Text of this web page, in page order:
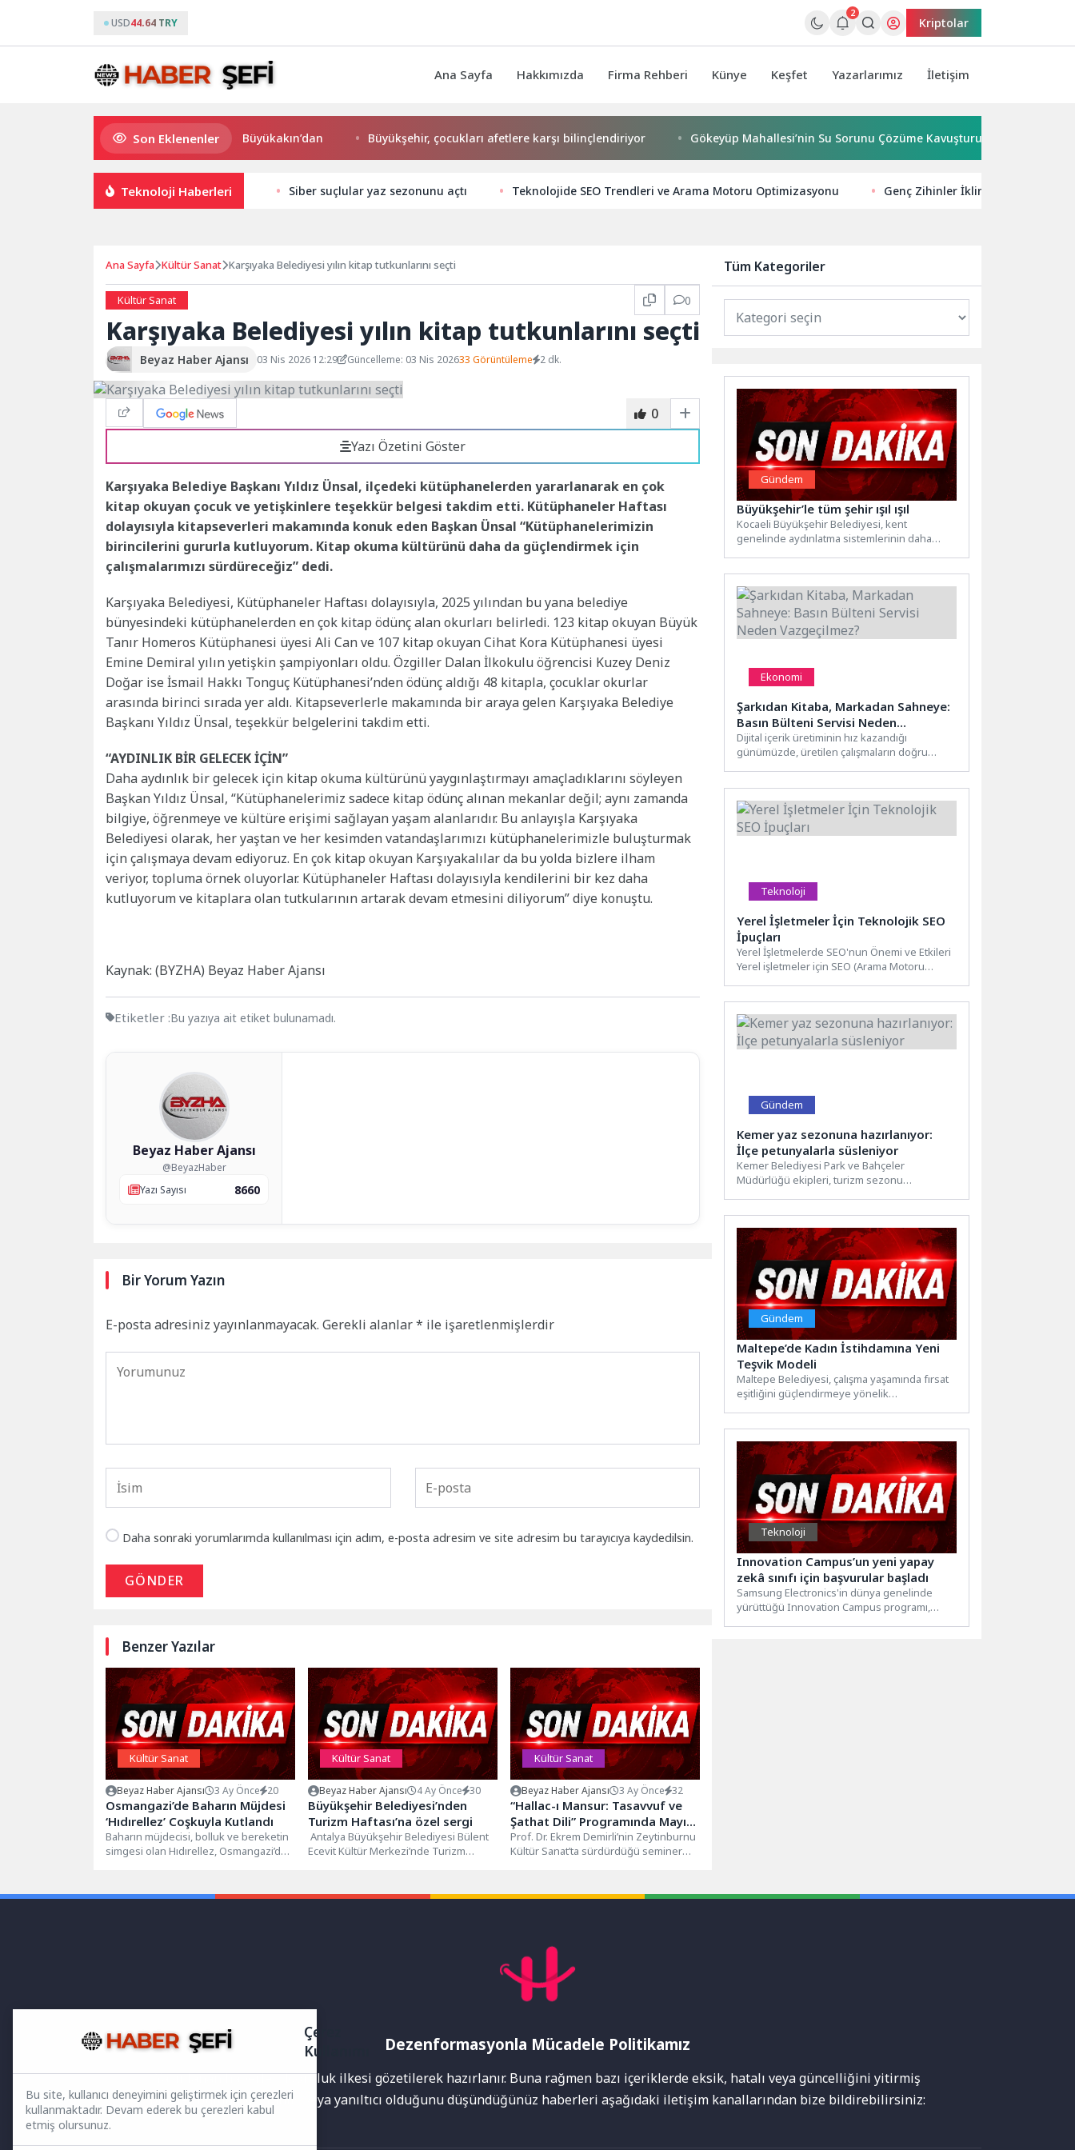
USD44.64 TRY
2
Kriptolar
Ana Sayfa Hakkımızda Firma Rehberi Künye Keşfet Yazarlarımız İletişim
Son Eklenenler
Süper Enduro’da start Başkan Büyükakın’dan Büyükşehir, çocukları afetlere karşı bilinçlendiriyor Gökeyüp Mahallesi’nin Su Sorunu Çözüme Kavuşturuldu
Teknoloji Haberleri Siber suçlular yaz sezonunu açtı Teknolojide SEO Trendleri ve Arama Motoru Optimizasyonu Genç Zihinler İklim Değişikliği ve
Ana Sayfa Kültür Sanat Karşıyaka Belediyesi yılın kitap tutkunlarını seçti
Kültür Sanat 0
Karşıyaka Belediyesi yılın kitap tutkunlarını seçti
Beyaz Haber Ajansı 03 Nis 2026 12:29 Güncelleme: 03 Nis 202633 Görüntüleme 2 dk.
0
Yazı Özetini Göster
Karşıyaka Belediye Başkanı Yıldız Ünsal, ilçedeki kütüphanelerden yararlanarak en çok
kitap okuyan çocuk ve yetişkinlere teşekkür belgesi takdim etti. Kütüphaneler Haftası
dolayısıyla kitapseverleri makamında konuk eden Başkan Ünsal “Kütüphanelerimizin
birincilerini gururla kutluyorum. Kitap okuma kültürünü daha da güçlendirmek için
çalışmalarımızı sürdüreceğiz” dedi.
Karşıyaka Belediyesi, Kütüphaneler Haftası dolayısıyla, 2025 yılından bu yana belediye
bünyesindeki kütüphanelerden en çok kitap ödünç alan okurları belirledi. 123 kitap okuyan Büyük
Tanır Homeros Kütüphanesi üyesi Ali Can ve 107 kitap okuyan Cihat Kora Kütüphanesi üyesi
Emine Demiral yılın yetişkin şampiyonları oldu. Özgiller Dalan İlkokulu öğrencisi Kuzey Deniz
Doğar ise İsmail Hakkı Tonguç Kütüphanesi’nden ödünç aldığı 48 kitapla, çocuklar okurlar
arasında birinci sırada yer aldı. Kitapseverlerle makamında bir araya gelen Karşıyaka Belediye
Başkanı Yıldız Ünsal, teşekkür belgelerini takdim etti.
“AYDINLIK BİR GELECEK İÇİN”
Daha aydınlık bir gelecek için kitap okuma kültürünü yaygınlaştırmayı amaçladıklarını söyleyen
Başkan Yıldız Ünsal, “Kütüphanelerimiz sadece kitap ödünç alınan mekanlar değil; aynı zamanda
bilgiye, öğrenmeye ve kültüre erişimi sağlayan yaşam alanlarıdır. Bu anlayışla Karşıyaka
Belediyesi olarak, her yaştan ve her kesimden vatandaşlarımızı kütüphanelerimizle buluşturmak
için çalışmaya devam ediyoruz. En çok kitap okuyan Karşıyakalılar da bu yolda bizlere ilham
veriyor, topluma örnek oluyorlar. Kütüphaneler Haftası dolayısıyla kendilerini bir kez daha
kutluyorum ve kitaplara olan tutkularının artarak devam etmesini diliyorum” diye konuştu.
Kaynak: (BYZHA) Beyaz Haber Ajansı
Etiketler :Bu yazıya ait etiket bulunamadı.
Beyaz Haber Ajansı
@BeyazHaber
Yazı Sayısı
8660
Bir Yorum Yazın
E-posta adresiniz yayınlanmayacak. Gerekli alanlar* ile işaretlenmişlerdir
Daha sonraki yorumlarımda kullanılması için adım, e-posta adresim ve site adresim bu tarayıcıya kaydedilsin.
GÖNDER
Benzer Yazılar
Kültür Sanat
Beyaz Haber Ajansı 3 Ay Önce 20
Osmangazi’de Baharın Müjdesi
‘Hıdırellez’ Coşkuyla Kutlandı
Baharın müjdecisi, bolluk ve bereketin
simgesi olan Hıdırellez, Osmangazi’de
Kültür Sanat
Beyaz Haber Ajansı 4 Ay Önce 30
Büyükşehir Belediyesi’nden
Turizm Haftası’na özel sergi
Antalya Büyükşehir Belediyesi Bülent
Ecevit Kültür Merkezi’nde Turizm
Kültür Sanat
Beyaz Haber Ajansı 3 Ay Önce 32
“Hallac-ı Mansur: Tasavvuf ve
Şathat Dili” Programında Mayıs
Ayı Semineri Gerçekleşti
Prof. Dr. Ekrem Demirli’nin Zeytinburnu
Kültür Sanat’ta sürdürdüğü seminer
Tüm Kategoriler
Gündem
Büyükşehir’le tüm şehir ışıl ışıl
Kocaeli Büyükşehir Belediyesi, kent
genelinde aydınlatma sistemlerinin daha
Ekonomi
Şarkıdan Kitaba, Markadan Sahneye:
Basın Bülteni Servisi Neden
Vazgeçilmez?
Dijital içerik üretiminin hız kazandığı
günümüzde, üretilen çalışmaların doğru
Teknoloji
Yerel İşletmeler İçin Teknolojik SEO
İpuçları
Yerel İşletmelerde SEO'nun Önemi ve Etkileri
Yerel işletmeler için SEO (Arama Motoru
Gündem
Kemer yaz sezonuna hazırlanıyor:
İlçe petunyalarla süsleniyor
Kemer Belediyesi Park ve Bahçeler
Müdürlüğü ekipleri, turizm sezonu
Gündem
Maltepe’de Kadın İstihdamına Yeni
Teşvik Modeli
Maltepe Belediyesi, çalışma yaşamında fırsat
eşitliğini güçlendirmeye yönelik
Teknoloji
Innovation Campus’un yeni yapay
zekâ sınıfı için başvurular başladı
Samsung Electronics'in dünya genelinde
yürüttüğü Innovation Campus programı,
Dezenformasyonla Mücadele Politikamız
Yayınlanan haberler doğruluk ilkesi gözetilerek hazırlanır. Buna rağmen bazı içeriklerde eksik, hatalı veya güncelliğini yitirmiş
bilgiler bulunabilir.Yanlış veya yanıltıcı olduğunu düşündüğünüz haberleri aşağıdaki iletişim kanallarından bize bildirebilirsiniz:
Çerez
Kullanımı
Bu site, kullanıcı deneyimini geliştirmek için çerezleri
kullanmaktadır. Devam ederek bu çerezleri kabul
etmiş olursunuz.